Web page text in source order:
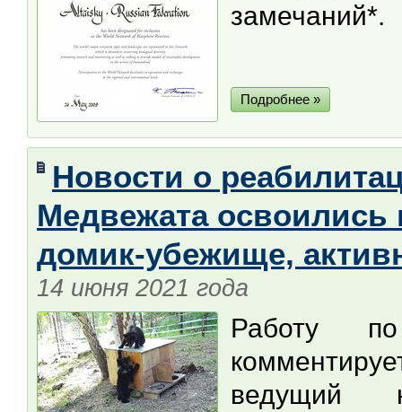
замечаний*.
Подробнее »
Новости о
Медвежата
домик-убежище,
14 июня 2021 года
Работу по
ведущий